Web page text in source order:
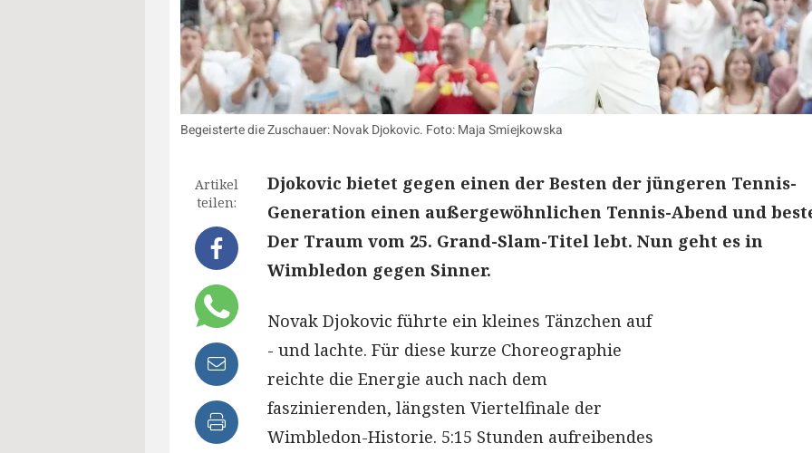
Begeisterte die Zuschauer: Novak Djokovic. Foto: Maja Smiejkowska
Artikel
teilen:
Djokovic bietet gegen einen der Besten der jüngeren Tennis-
Generation einen außergewöhnlichen Tennis-Abend und
Der Traum vom 25. Grand-Slam-Titel lebt. Nun geht es in
Wimbledon gegen Sinner.
Novak Djokovic führte ein kleines Tänzchen auf
- und lachte. Für diese kurze Choreographie
reichte die Energie auch nach dem
faszinierenden, längsten Viertelfinale der
Wimbledon-Historie. 5:15 Stunden aufreibendes